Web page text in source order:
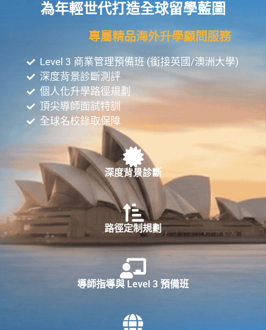
為年輕世代打造全球留學藍圖
專屬精品海外升學顧問服務
Level 3 商業管理預備班 (銜接英國/澳洲大學)
深度背景診斷測評
個人化升學路徑規劃
頂尖導師面試特訓
全球名校錄取保障
深度背景診斷
路徑定制規劃
導師指導與 Level 3 預備班